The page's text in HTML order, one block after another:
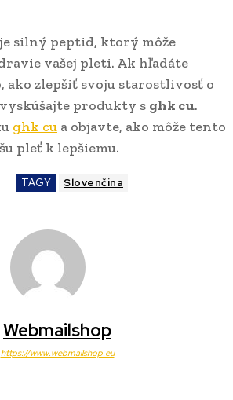
je silný peptid, ktorý môže
vašej pleti. Ak hľadáte
ako zlepšiť svoju starostlivosť o
produkty s ghk cu.
ghk cu a objavte, ako môže tento
pleť k lepšiemu.
TAGY Slovenčina
Webmailshop
https://www.webmailshop.eu